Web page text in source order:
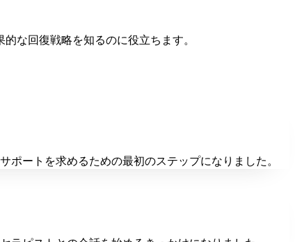
な回復戦略を知るのに役立ちます。
ートを求めるための最初のステップになりました。